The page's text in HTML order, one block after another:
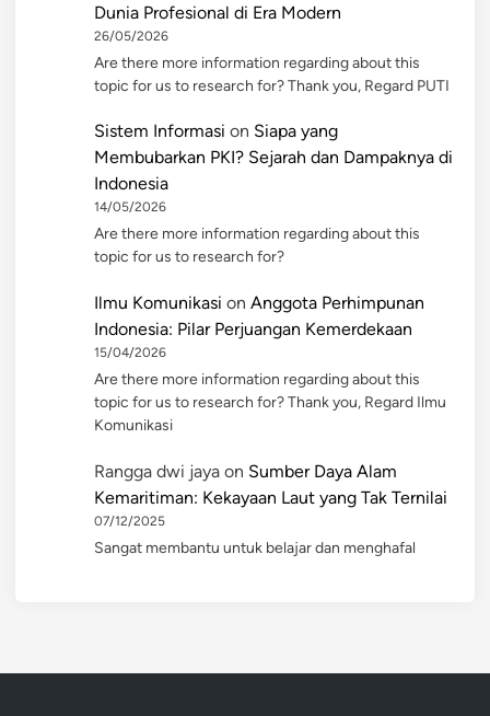
Dunia Profesional di Era Modern
26/05/2026
Are there more information regarding about this
topic for us to research for? Thank you, Regard PUTI
Sistem Informasi on Siapa yang
Membubarkan PKI? Sejarah dan Dampaknya di
Indonesia
14/05/2026
Are there more information regarding about this
topic for us to research for?
Ilmu Komunikasi on Anggota Perhimpunan
Indonesia: Pilar Perjuangan Kemerdekaan
15/04/2026
Are there more information regarding about this
topic for us to research for? Thank you, Regard Ilmu
Komunikasi
Rangga dwi jaya on Sumber Daya Alam
Kemaritiman: Kekayaan Laut yang Tak Ternilai
07/12/2025
Sangat membantu untuk belajar dan menghafal